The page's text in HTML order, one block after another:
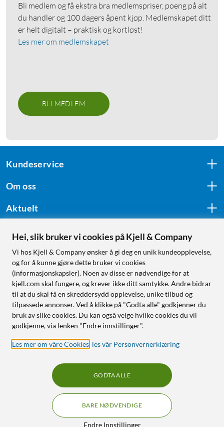
Bli medlem og få ekstra bra medlemspriser, poeng på alt
du handler og 100 dagers åpent kjøp. Medlemskapet ditt
er helt digitalt – praktisk og kortløst!
Les mer om medlemskapet
BLI MEDLEM
Kundeservice
Om oss
Aktuelt
Følg oss
Handle fra:
Sverige
Norge
RÅD OG TILBEHØR TIL
HJEMMEELEKTRONIKK
Hei, slik bruker vi cookies på Kjell & Company
Vi hos Kjell & Company ønsker å gi deg en unik kundeopplevelse,
og for å kunne gjøre dette bruker vi cookies
(informasjonskapsler). Noen av disse er nødvendige for at
kjell.com skal fungere, og krever ikke ditt samtykke. Andre bidrar
til at du skal få en skreddersydd opplevelse, unike tilbud og
tilpassede annonser. Ved å klikke på "Godta alle" godkjenner du
bruk av slike cookies. Du kan også velge hvilke cookies du vil
godkjenne, via lenken "Endre innstillinger".
Les mer om våre Cookies les vår Personvernerklæring
Endre Innstillinger
BARE NØDVENDIGE
GODTA ALLE